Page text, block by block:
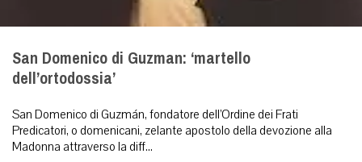
San Domenico di Guzman: ‘martello
dell’ortodossia’
San Domenico di Guzmán, fondatore dell’Ordine dei Frati
Predicatori, o domenicani, zelante apostolo della devozione alla
Madonna attraverso la diff...